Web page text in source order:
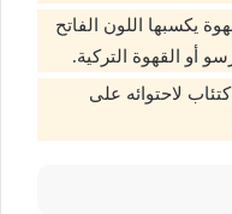
يكسبها اللون الفاتح
أو القهوة التركية.
لاحتوائه على